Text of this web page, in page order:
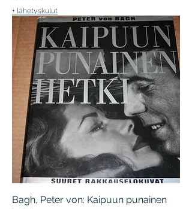
+ lähetyskulut
Bagh, Peter von: Kaipuun punainen